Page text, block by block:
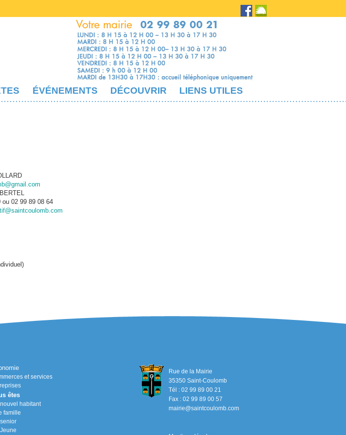
ÉVÉNEMENTS DÉCOUVRIR LIENS UTILES
02 99 89 08 64
et services
êtes
habitant
famille
Rue de la Mairie
35350 Saint-Coulomb
Tél : 02 99 89 00 21
Fax : 02 99 89 00 57
mairie@saintcoulomb.com